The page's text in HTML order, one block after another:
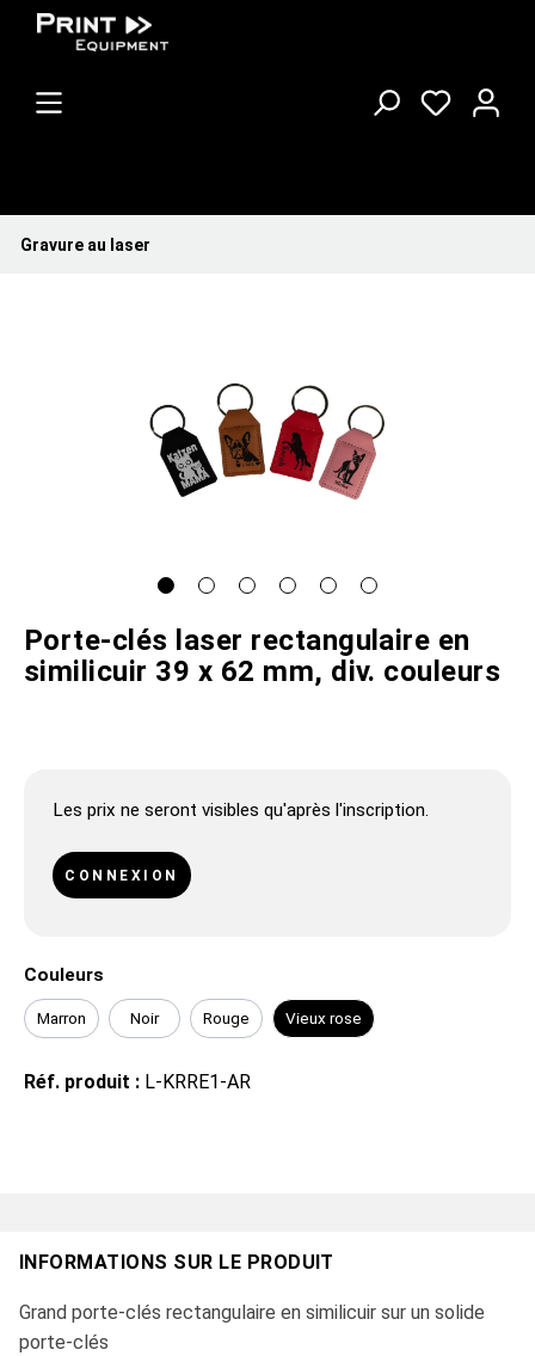
Gravure au laser
Porte-clés laser rectangulaire en
similicuir 39 x 62 mm, div. couleurs
Les prix ne seront visibles qu'après l'inscription.
CONNEXION
Couleurs
Marron Noir Rouge Vieux rose
Réf. produit : L-KRRE1-AR
INFORMATIONS SUR LE PRODUIT
Grand porte-clés rectangulaire en similicuir sur un solide
porte-clés